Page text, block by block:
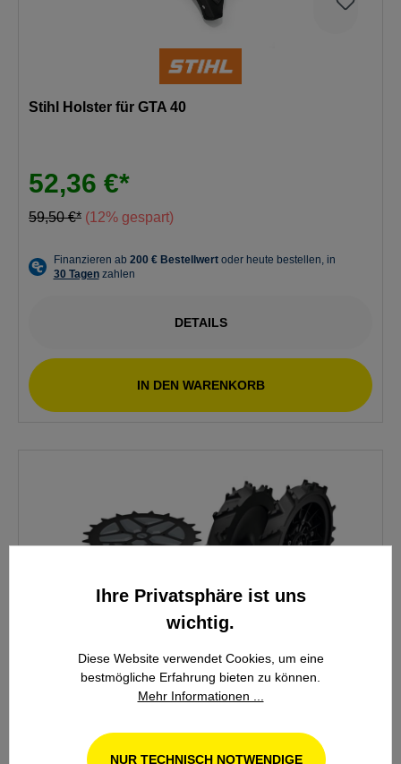
Stihl Holster für GTA 40
52,36 €*
59,50 €* (12% gespart)
DETAILS
IN DEN WARENKORB
Stihl Upgrade Kit 11 iMOW Traktionsräder
Ihre Privatsphäre ist uns
wichtig.
Diese Website verwendet Cookies, um eine
bestmögliche Erfahrung bieten zu können.
Mehr Informationen ...
NUR TECHNISCH NOTWENDIGE